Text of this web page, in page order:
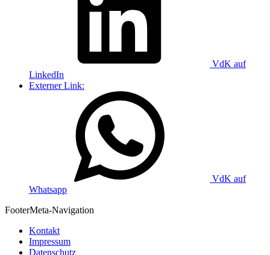
VdK auf
LinkedIn
Externer Link:
VdK auf
Whatsapp
FooterMeta-Navigation
Kontakt
Impressum
Datenschutz